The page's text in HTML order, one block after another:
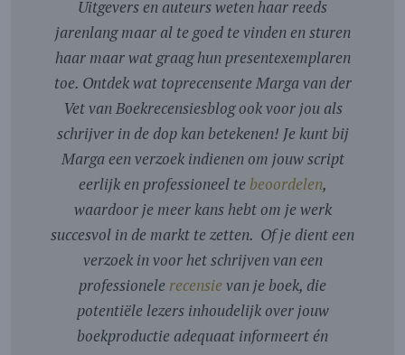
Uitgevers en auteurs weten haar reeds
jarenlang maar al te goed te vinden en sturen
haar maar wat graag hun presentexemplaren
toe. Ontdek wat toprecensente Marga van der
Vet van Boekrecensiesblog ook voor jou als
schrijver in de dop kan betekenen! Je kunt bij
Marga een verzoek indienen om jouw script
eerlijk en professioneel te beoordelen,
waardoor je meer kans hebt om je werk
succesvol in de markt te zetten. Of je dient een
verzoek in voor het schrijven van een
professionele recensievan je boek, die
potentiële lezers inhoudelijk over jouw
boekproductie adequaat informeert én